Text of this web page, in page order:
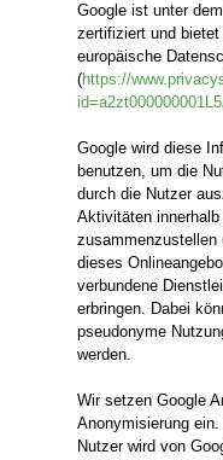
Google ist unter
zertifiziert und
europäische
(https://
Google wird diese
benutzen, um die
durch die Nutzer
Aktivitäten
zusammenzustellen
dieses
verbundene
erbringen. Dabei
pseudonyme
werden.
Wir setzen Google
Anonymisierung
Nutzer wird von